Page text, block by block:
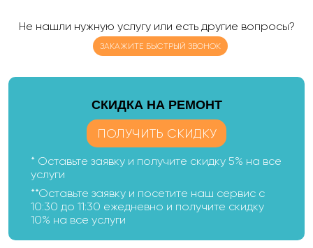
Не нашли нужную услугу или есть другие вопросы?
ЗАКАЖИТЕ БЫСТРЫЙ ЗВОНОК
CКИДКА НА РЕМОНТ
ПОЛУЧИТЬ СКИДКУ
* Оставьте заявку и получите скидку 5% на все
услуги
**Оставьте заявку и посетите наш сервис с
10:30 до 11:30 ежедневно и получите скидку
10% на все услуги